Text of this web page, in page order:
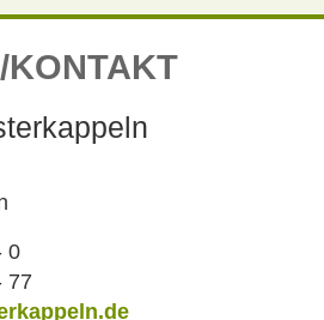
KONTAKT
0
77